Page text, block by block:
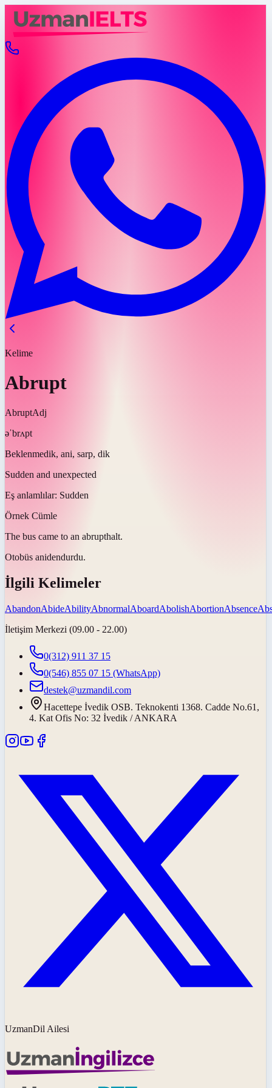
Kelime
Abrupt
AbruptAdj
əˈbrʌpt
Beklenmedik, ani, sarp, dik
Sudden and unexpected
Eş anlamlılar: Sudden
Örnek Cümle
The bus came to an abrupthalt.
Otobüs anidendurdu.
İlgili Kelimeler
AbandonAbideAbilityAbnormalAboardAbolishAbortionAbsence
İletişim Merkezi (09.00 - 22.00)
0(312) 911 37 15
0(546) 855 07 15 (WhatsApp)
destek@uzmandil.com
Hacettepe İvedik OSB. Teknokenti 1368. Cadde No.61,
4. Kat Ofis No: 32 İvedik / ANKARA
UzmanDil Ailesi